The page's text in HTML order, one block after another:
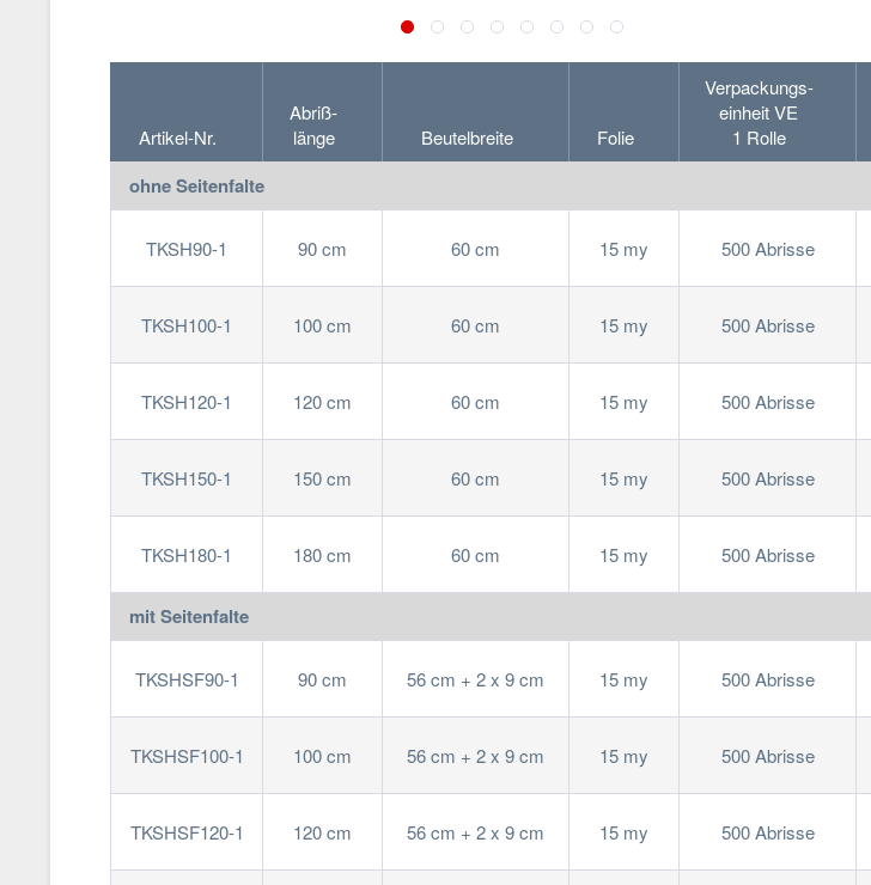
Artikel-Nr.
Abriß-
länge
Beutelbreite Folie
Verpackungs-
einheit VE
1 Rolle
ohne Seitenfalte
TKSH90-1 90 cm 60 cm 15 my 500 Abrisse
TKSH100-1 100 cm 60 cm 15 my 500 Abrisse
TKSH120-1 120 cm 60 cm 15 my 500 Abrisse
TKSH150-1 150 cm 60 cm 15 my 500 Abrisse
TKSH180-1 180 cm 60 cm 15 my 500 Abrisse
mit Seitenfalte
TKSHSF90-1 90 cm 56 cm + 2 x 9 cm 15 my 500 Abrisse
TKSHSF100-1 100 cm 56 cm + 2 x 9 cm 15 my 500 Abrisse
TKSHSF120-1 120 cm 56 cm + 2 x 9 cm 15 my 500 Abrisse